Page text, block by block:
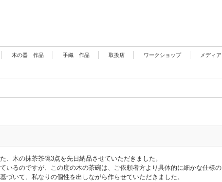
木の器 作品 手織 作品 取扱店 ワークショップ メディア
、木の抹茶茶碗3点を先日納品させていただきました。
いるのですが、この度の木の茶碗は、ご依頼者方より具体的に細かな仕様の
づいて、私なりの個性を出しながら作らせていただきました。